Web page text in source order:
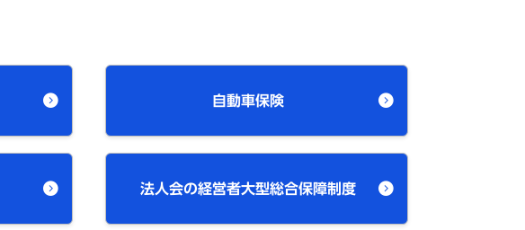
自動車保険
法人会の経営者大型総合保障制度